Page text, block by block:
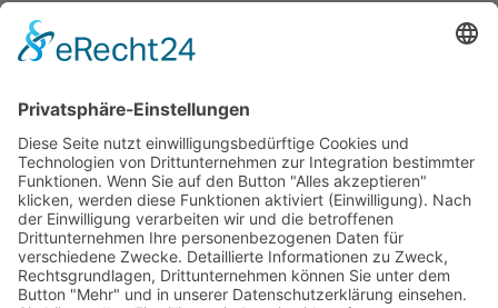
Neueste Beiträge
Kunstausstellung auf der Baustelle?!
Zwischen Geschichte & Gänsehaut –
Klassenausflug in die Beelitzer Heilstätten